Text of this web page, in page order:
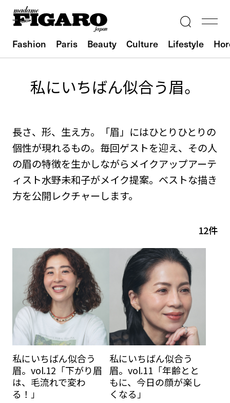
Fashion Paris Beauty Culture Lifestyle
私にいちばん似合う眉。
長さ、形、生え方。「眉」にはひとりひとりの
個性が現れるもの。毎回ゲストを迎え、その人
の眉の特徴を生かしながらメイクアップアーテ
ィスト水野未和子がメイク提案。ベストな描き
方を公開レクチャーします。
12件
私にいちばん似合う
眉。vol.12「下がり眉
は、毛流れで変わ
る！」
私にいちばん似合う
眉。vol.11「年齢とと
もに、今日の顔が楽し
くなる」